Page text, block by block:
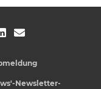
Newsletter-